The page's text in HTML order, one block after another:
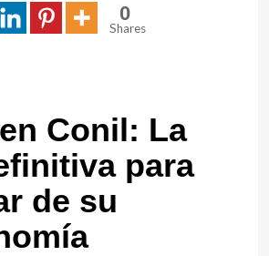
0
Shares
Conil: La
para
de su